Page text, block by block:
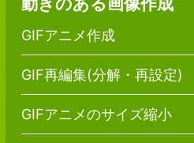
GIFアニメ作成
GIF再編集(分解・再設定)
GIFアニメのサイズ縮小